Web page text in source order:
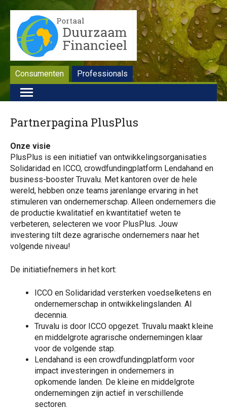
Consumenten Professionals
Partnerpagina PlusPlus
Onze visie
PlusPlus is een initiatief van ontwikkelingsorganisaties
Solidaridad en ICCO, crowdfundingplatform Lendahand en
business-booster Truvalu. Met kantoren over de hele
wereld, hebben onze teams jarenlange ervaring in het
stimuleren van ondernemerschap. Alleen ondernemers die
de productie kwalitatief en kwantitatief weten te
verbeteren, selecteren we voor PlusPlus. Jouw
investering tilt deze agrarische ondernemers naar het
volgende niveau!
De initiatiefnemers in het kort:
ICCO en Solidaridad versterken voedselketens en
ondernemerschap in ontwikkelingslanden. Al
decennia.
Truvalu is door ICCO opgezet. Truvalu maakt kleine
en middelgrote agrarische ondernemingen klaar
voor de volgende stap.
Lendahand is een crowdfundingplatform voor
impact investeringen in ondernemers in
opkomende landen. De kleine en middelgrote
ondernemingen zijn actief in verschillende
sectoren.